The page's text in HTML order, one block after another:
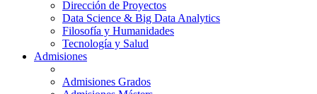
Dirección de Proyectos
Data Science & Big Data Analytics
Filosofía y Humanidades
Tecnología y Salud
Admisiones
Admisiones Grados